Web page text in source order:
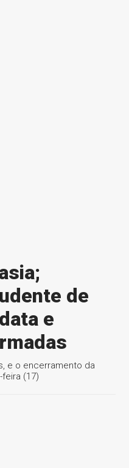
de
e
e o encerramento da
(17)